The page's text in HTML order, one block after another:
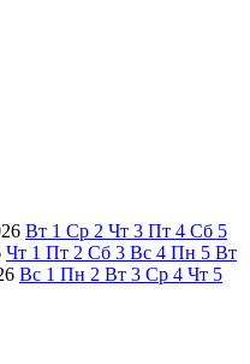
Вт 1 Ср 2 Чт 3 Пт 4 Сб 5
Чт 1 Пт 2 Сб 3 Вс 4 Пн 5 Вт
Вс 1 Пн 2 Вт 3 Ср 4 Чт 5